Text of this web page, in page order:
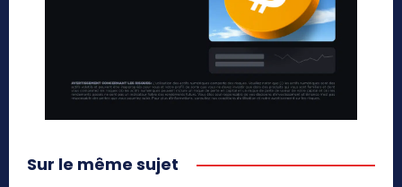
Sur le même sujet